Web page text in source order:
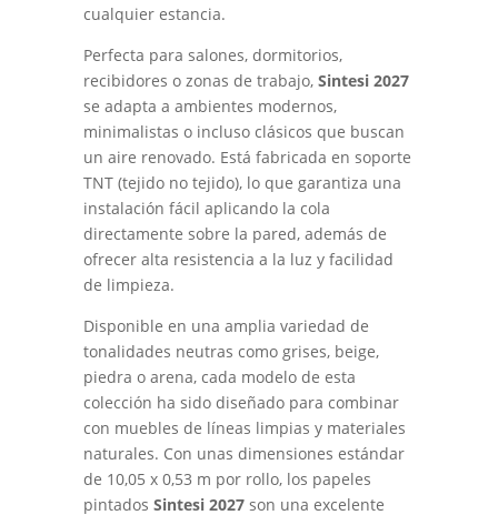
cualquier estancia.
Perfecta para salones, dormitorios,
recibidores o zonas de trabajo, Sintesi 2027
se adapta a ambientes modernos,
minimalistas o incluso clásicos que buscan
un aire renovado. Está fabricada en soporte
TNT (tejido no tejido), lo que garantiza una
instalación fácil aplicando la cola
directamente sobre la pared, además de
ofrecer alta resistencia a la luz y facilidad
de limpieza.
Disponible en una amplia variedad de
tonalidades neutras como grises, beige,
piedra o arena, cada modelo de esta
colección ha sido diseñado para combinar
con muebles de líneas limpias y materiales
naturales. Con unas dimensiones estándar
de 10,05 x 0,53 m por rollo, los papeles
pintados Sintesi 2027son una excelente